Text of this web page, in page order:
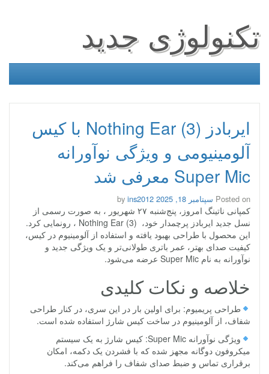
تکنولوژی جدید
ایربادز Nothing Ear (3) با کیس
آلومینیومی و ویژگی نوآورانه
Super Mic معرفی شد
Posted on سپتامبر 18, 2025 ins2012
کمپانی ناتینگ امروز، پنج‌شنبه ۲۷ شهریور ، به صورت رسمی از
نسل جدید ایربادز پرچمدار خود، Nothing Ear (3) ، رونمایی کرد.
این محصول با طراحی بهبود یافته و استفاده از آلومینیوم در کیس،
کیفیت صدای بهتر، عمر باتری طولانی‌تر و یک ویژگی جدید و
نوآورانه به نام Super Mic عرضه می‌شود.
خلاصه و نکات کلیدی
طراحی پریمیوم: برای اولین بار در این سری، در کنار طراحی
شفاف، از آلومینیوم در ساخت کیس شارژ استفاده شده است.
ویژگی نوآورانه Super Mic: کیس شارژ به یک سیستم
میکروفون دوگانه مجهز شده که با فشردن یک دکمه، امکان
برقراری تماس و ضبط صدای شفاف را فراهم می‌کند.